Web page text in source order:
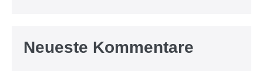
Neueste Kommentare